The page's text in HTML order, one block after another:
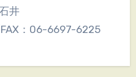
井
：06-6697-6225